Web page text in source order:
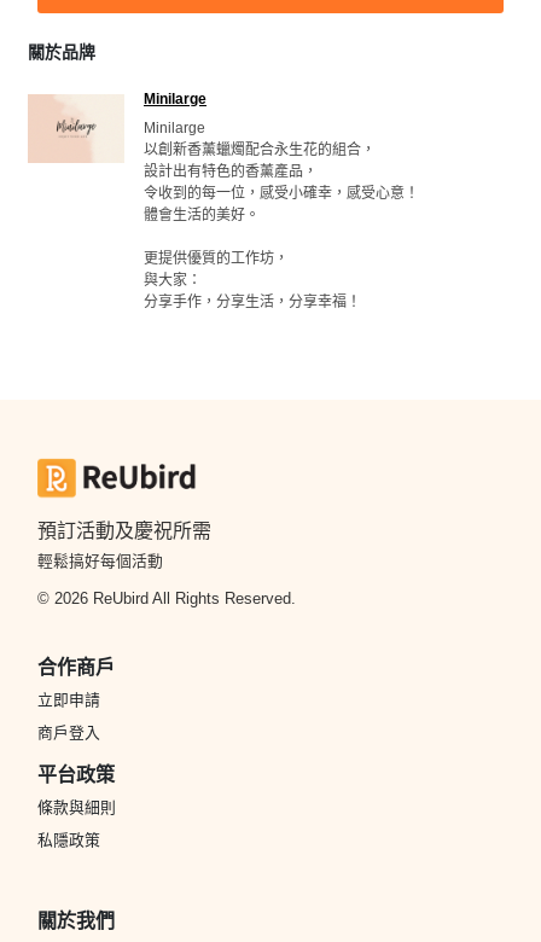
關於品牌
Minilarge
Minilarge
以創新香薰蠟燭配合永生花的組合，
設計出有特色的香薰產品，
令收到的每一位，感受小確幸，感受心意！
體會生活的美好。
更提供優質的工作坊，
與大家：
分享手作，分享生活，分享幸福！
預訂活動及慶祝所需
輕鬆搞好每個活動
© 2026 ReUbird All Rights Reserved.
合作商戶
立即申請
商戶登入
平台政策
條款與細則
私隱政策
關於我們